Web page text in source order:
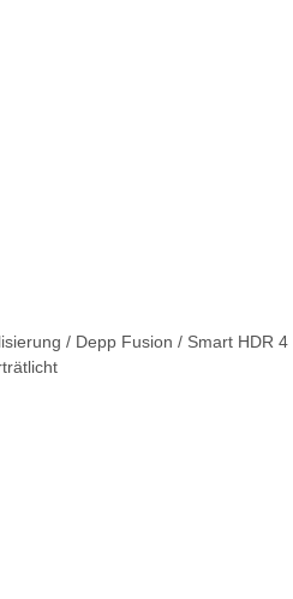
/ Depp Fusion / Smart HDR 4